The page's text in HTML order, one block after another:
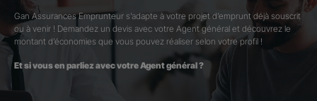
Gan Assurances Emprunteur s’adapte à votre projet d’emprunt déjà souscrit
ou à venir ! Demandez un devis avec votre Agent général et découvrez le
montant d’économies que vous pouvez réaliser selon votre profil !
Et si vous en parliez avec votre Agent général ?